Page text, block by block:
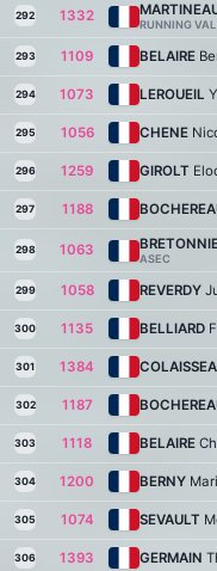
292 1332
RUNNING VAL
293 1109 BELAIRE
294 1073 LEROUEIL
295 1056 CHENE
296 1259 GIROLT
297 1188
298 1063
ASEC
299 1058 REVERDY
300 1135 BELLIARD
301 1384
302 1187
303 1118 BELAIRE
304 1200 BERNY
305 1074 SEVAULT
306 1393 GERMAIN